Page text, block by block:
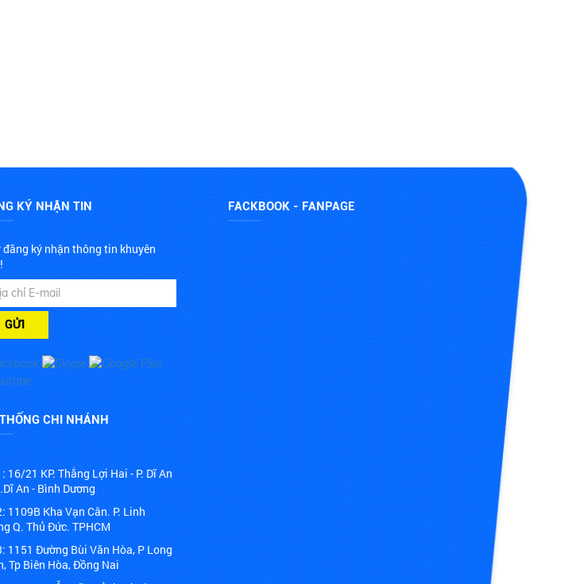
KÝ NHẬN TIN
đăng ký nhận thông tin khuyên
GỬI
CHI NHÁNH
16/21 KP. Thắng Lợi Hai - P. Dĩ An
An - Bình Dương
1109B Kha Vạn Cân. P. Linh
Q. Thủ Đức. TPHCM
1151 Đường Bùi Văn Hòa, P Long
Tp Biên Hòa, Đồng Nai
FACKBOOK - FANPAGE